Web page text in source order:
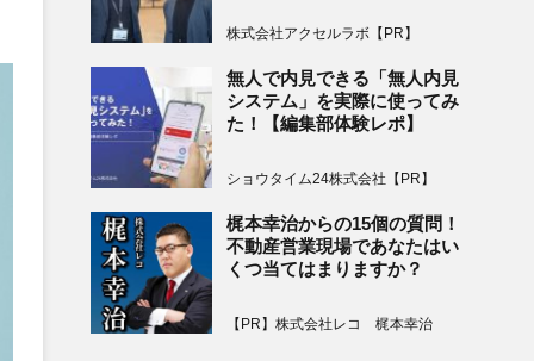
株式会社アクセルラボ【PR】
無人で内見できる「無人内見
システム」を実際に使ってみ
た！【編集部体験レポ】
ショウタイム24株式会社【PR】
梶本幸治からの15個の質問！
不動産営業現場であなたはい
くつ当てはまりますか？
【PR】株式会社レコ 梶本幸治